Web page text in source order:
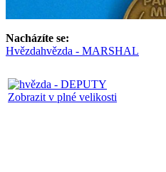
Nacházíte se:
Hvězdahvězda - MARSHAL
Zobrazit v plné velikosti